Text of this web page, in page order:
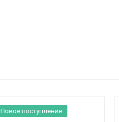
Новое поступление